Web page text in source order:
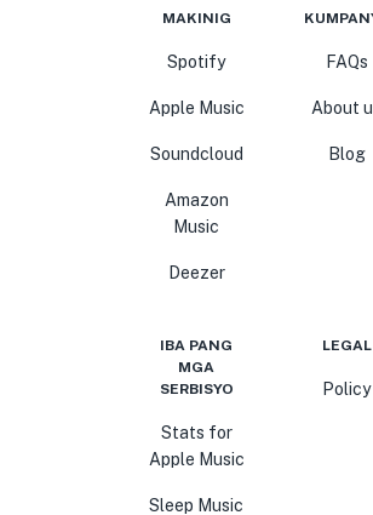
MAKINIG
Spotify
Apple Music
Soundcloud
Amazon
Music
Deezer
FAQs
About
Blog
IBA PANG
MGA
SERBISYO
Stats for
Apple Music
Sleep Music
LEGAL
Policy